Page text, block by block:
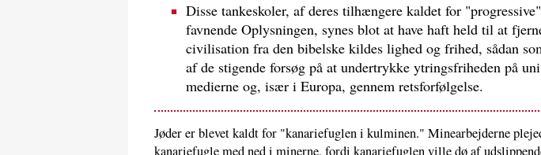
Disse tankeskoler, af deres tilhængere kaldet for
favnende Oplysningen, synes blot at have haft held til at
civilisation fra den bibelske kildes lighed og frihed, sådan
af de stigende forsøg på at undertrykke ytringsfriheden på
medierne og, især i Europa, gennem retsforfølgelse.
Jøder er blevet kaldt for "kanariefuglen i kulminen." Minearbejderne
kanariefugle med ned i minerne, fordi kanariefuglen ville dø af